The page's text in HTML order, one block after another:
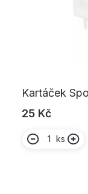
Kartáček
25 Kč
ks